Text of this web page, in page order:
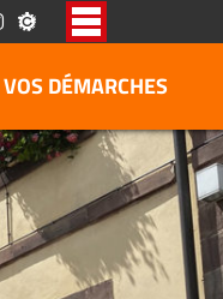
VOS DÉMARCHES